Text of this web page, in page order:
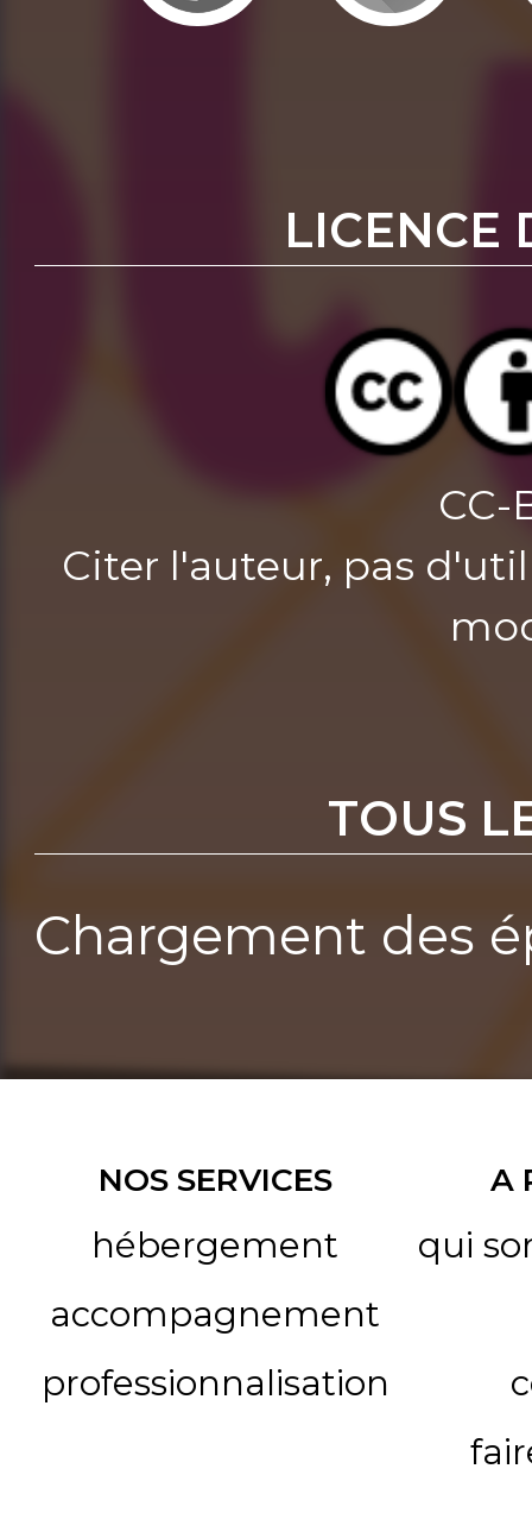
LICENCE
CC-
Citer l'auteur, pas
TOUS
Chargement des
NOS SERVICES
hébergement
accompagnement
professionnalisation
A
qui